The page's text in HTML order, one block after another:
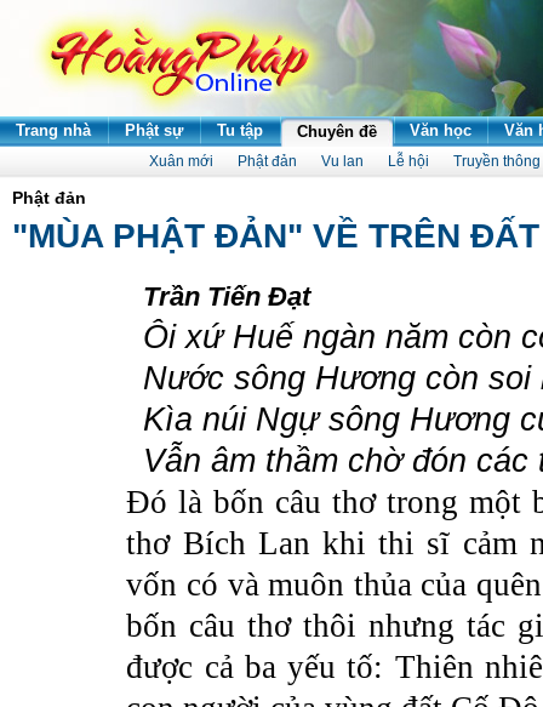
Trang nhà Phật sự Tu tập Chuyên đề Văn học Văn
Xuân mới Phật đản Vu lan Lễ hội Truyền thông
Phật đản
"MÙA PHẬT ĐẢN" VỀ TRÊN
Trần Tiến Đạt
Ôi xứ Huế ngàn năm còn
Nước sông Hương còn soi
Kìa núi Ngự sông Hương
Vẫn âm thầm chờ đón các
Đó là bốn câu thơ trong một
thơ Bích Lan khi thi sĩ cảm
vốn có và muôn thủa của
bốn câu thơ thôi nhưng tác
được cả ba yếu tố: Thiên